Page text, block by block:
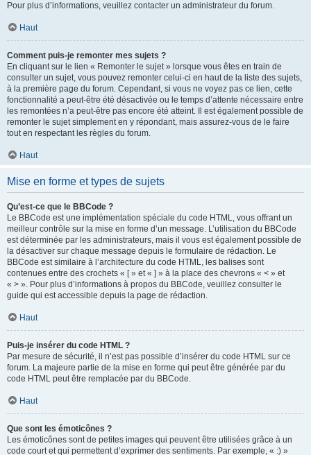
Pour plus d’informations, veuillez contacter un administrateur du forum.
Haut
Comment puis-je remonter mes sujets ?
En cliquant sur le lien « Remonter le sujet » lorsque vous êtes en train de
consulter un sujet, vous pouvez remonter celui-ci en haut de la liste des sujets,
à la première page du forum. Cependant, si vous ne voyez pas ce lien, cette
fonctionnalité a peut-être été désactivée ou le temps d’attente nécessaire entre
les remontées n’a peut-être pas encore été atteint. Il est également possible de
remonter le sujet simplement en y répondant, mais assurez-vous de le faire
tout en respectant les règles du forum.
Haut
Mise en forme et types de sujets
Qu’est-ce que le BBCode ?
Le BBCode est une implémentation spéciale du code HTML, vous offrant un
meilleur contrôle sur la mise en forme d’un message. L’utilisation du BBCode
est déterminée par les administrateurs, mais il vous est également possible de
la désactiver sur chaque message depuis le formulaire de rédaction. Le
BBCode est similaire à l’architecture du code HTML, les balises sont
contenues entre des crochets « [ » et « ] » à la place des chevrons « < » et
« > ». Pour plus d’informations à propos du BBCode, veuillez consulter le
guide qui est accessible depuis la page de rédaction.
Haut
Puis-je insérer du code HTML ?
Par mesure de sécurité, il n’est pas possible d’insérer du code HTML sur ce
forum. La majeure partie de la mise en forme qui peut être générée par du
code HTML peut être remplacée par du BBCode.
Haut
Que sont les émoticônes ?
Les émoticônes sont de petites images qui peuvent être utilisées grâce à un
code court et qui permettent d’exprimer des sentiments. Par exemple, « :) »